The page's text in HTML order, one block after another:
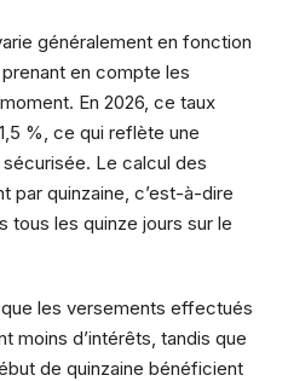
généralement en fonction
en compte les
En 2026, ce taux
%, ce qui reflète une
Le calcul des
par quinzaine, c’est-à-dire
tous les quinze jours sur le
les versements effectués
moins d’intérêts, tandis que
de quinzaine bénéficient